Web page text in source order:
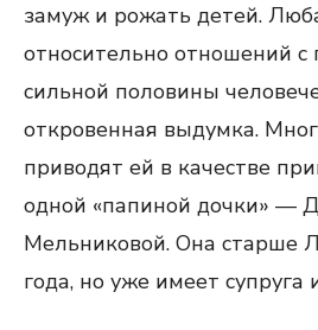
замуж и рожать детей.
относительно отношений с
сильной половины
откровенная выдумка.
приводят ей в качестве
одной «папиной дочки» —
Мельниковой. Она старше
года, но уже имеет супруга